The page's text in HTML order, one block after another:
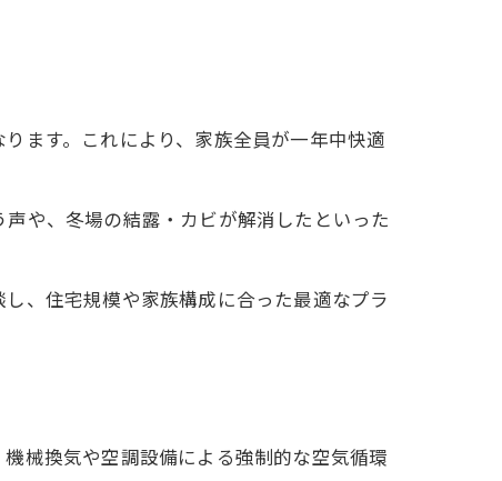
ます。これにより、家族全員が一年中快適
や、冬場の結露・カビが解消したといった
、住宅規模や家族構成に合った最適なプラ
械換気や空調設備による強制的な空気循環